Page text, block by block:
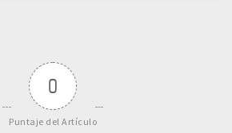
0
Puntaje del Artículo